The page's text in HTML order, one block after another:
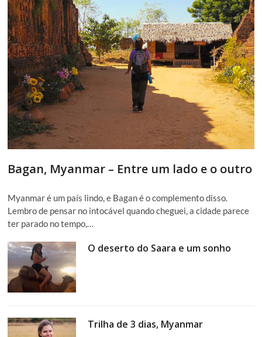
Bagan, Myanmar – Entre um lado e o outro
Myanmar é um país lindo, e Bagan é o complemento disso.
Lembro de pensar no intocável quando cheguei, a cidade parece
ter parado no tempo,…
O deserto do Saara e um sonho
Trilha de 3 dias, Myanmar